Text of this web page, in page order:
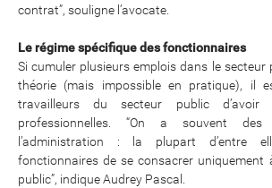
contrat”, souligne l’avocate.
Le régime spécifique des fonctionnaires
Si cumuler plusieurs emplois dans le secteur
théorie (mais impossible en pratique), il
travailleurs du secteur public d’avoir
professionnelles. “On a souvent des
l’administration : la plupart d’entre
fonctionnaires de se consacrer uniquement
public”, indique Audrey Pascal.